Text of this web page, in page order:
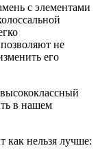
с элементами
не
его
в нашем
как нельзя лучше: